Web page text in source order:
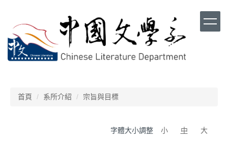
要
內
容
首頁 系所介紹 宗旨與目標
字體大小調整 小 中 大